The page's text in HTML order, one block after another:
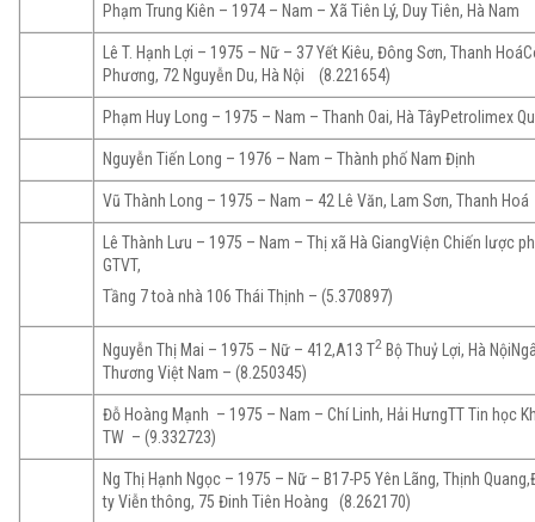
Phạm Trung Kiên – 1974 – Nam – Xã Tiên Lý, Duy Tiên, Hà Nam
Lê T. Hạnh Lợi – 1975 – Nữ – 37 Yết Kiêu, Đông Sơn, Thanh
Phương, 72 Nguyễn Du, Hà Nội (8.221654)
Phạm Huy Long – 1975 – Nam – Thanh Oai, Hà TâyPetrolimex
Nguyễn Tiến Long – 1976 – Nam – Thành phố Nam Định
Vũ Thành Long – 1975 – Nam – 42 Lê Văn, Lam Sơn, Thanh Hoá
Lê Thành Lưu – 1975 – Nam – Thị xã Hà GiangViện Chiến lược
GTVT,
Tầng 7 toà nhà 106 Thái Thịnh – (5.370897)
Nguyễn Thị Mai – 1975 – Nữ – 412,A13 T2 Bộ Thuỷ Lợi, Hà
Thương Việt Nam – (8.250345)
Đỗ Hoàng Mạnh – 1975 – Nam – Chí Linh, Hải HưngTT Tin học
TW – (9.332723)
Ng Thị Hạnh Ngọc – 1975 – Nữ – B17-P5 Yên Lãng, Thịnh
ty Viễn thông, 75 Đinh Tiên Hoàng (8.262170)